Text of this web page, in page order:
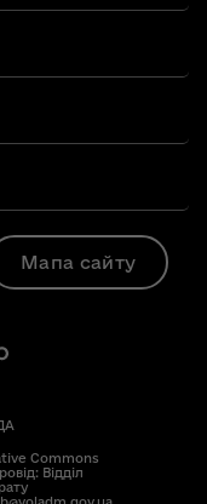
Мапа сайту
Commons
Відділ